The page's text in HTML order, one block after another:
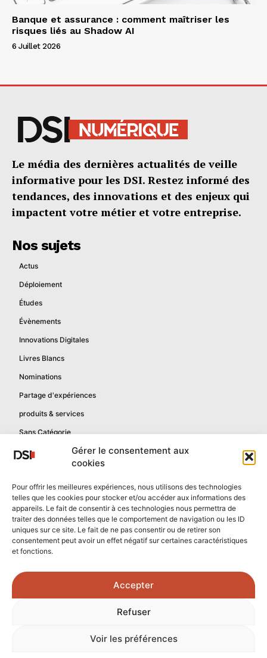
Gérer le consentement aux
cookies
Pour offrir les meilleures expériences, nous utilisons des technologies
telles que les cookies pour stocker et/ou accéder aux informations des
appareils. Le fait de consentir à ces technologies nous permettra de
traiter des données telles que le comportement de navigation ou les ID
uniques sur ce site. Le fait de ne pas consentir ou de retirer son
consentement peut avoir un effet négatif sur certaines caractéristiques
et fonctions.
Accepter
Refuser
Voir les préférences
Banque et assurance : comment maîtriser les
risques liés au Shadow AI
6 Juillet 2026
Le média des dernières actualités de veille
informative pour les DSI. Restez informé des
tendances, des innovations et des enjeux qui
impactent votre métier et votre entreprise.
Nos sujets
Actus
Déploiement
Études
Évènements
Innovations Digitales
Livres Blancs
Nominations
Partage d'expériences
produits & services
Sans Catégorie
Mentions légales
Politique de confidentialité
Contactez-nous
Confidentialité reCAPTCHA
Conditions reCAPTCHA